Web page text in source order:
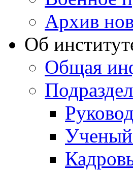
Архив
Об
Общая
Ученый